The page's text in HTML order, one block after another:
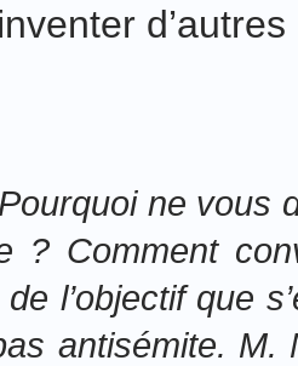
Pourquoi ne vous
? Comment
l’objectif que
antisémite.